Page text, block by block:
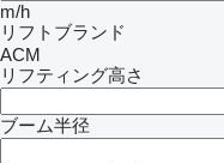
m/h
リフトブランド
ACM
リフティング高さ
ブーム半径